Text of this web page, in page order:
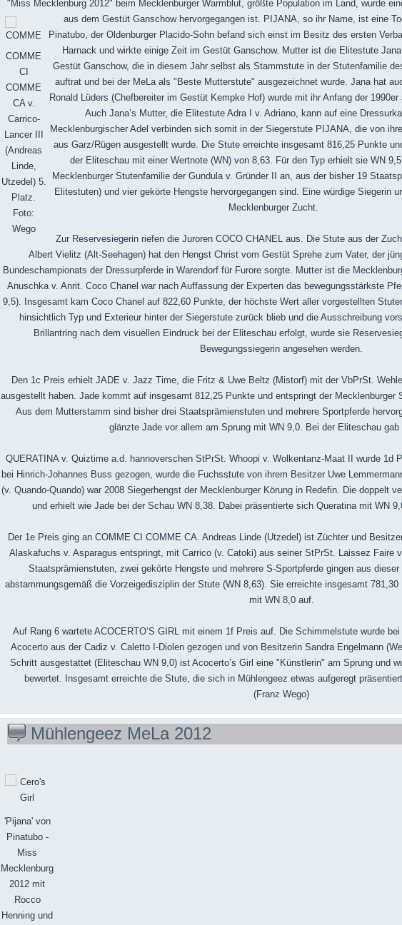
"Miss Mecklenburg 2012" beim Mecklenburger Warmblut, größte Population im Land, wurde
aus dem Gestüt Ganschow hervorgegangen ist. PIJANA, so ihr Name, ist eine
COMME
CI
COMME
CA v.
Carrico-
Lancer III
(Andreas
Linde,
Utzedel) 5.
Platz.
Foto:
Wego
Pinatubo, der Oldenburger Placido-Sohn befand sich einst im Besitz des ersten
Harnack und wirkte einige Zeit im Gestüt Ganschow. Mutter ist die Elitestute
Gestüt Ganschow, die in diesem Jahr selbst als Stammstute in der Stutenfamilie
auftrat und bei der MeLa als "Beste Mutterstute" ausgezeichnet wurde. Jana hat
Ronald Lüders (Chefbereiter im Gestüt Kempke Hof) wurde mit ihr Anfang der
Auch Jana’s Mutter, die Elitestute Adra I v. Adriano, kann auf eine
Mecklenburgischer Adel verbinden sich somit in der Siegerstute PIJANA, die von
aus Garz/Rügen ausgestellt wurde. Die Stute erreichte insgesamt 816,25 Punkte
der Eliteschau mit einer Wertnote (WN) von 8,63. Für den Typ erhielt sie WN
Mecklenburger Stutenfamilie der Gundula v. Gründer II an, aus der bisher 19
Elitestuten) und vier gekörte Hengste hervorgegangen sind. Eine würdige Siegerin
Mecklenburger Zucht.
Zur Reservesiegerin riefen die Juroren COCO CHANEL aus. Die Stute aus der
Albert Vielitz (Alt-Seehagen) hat den Hengst Christ vom Gestüt Sprehe zum Vater, der
Bundeschampionats der Dressurpferde in Warendorf für Furore sorgte. Mutter ist die
Anuschka v. Anrit. Coco Chanel war nach Auffassung der Experten das bewegungsstärkste
9,5). Insgesamt kam Coco Chanel auf 822,60 Punkte, der höchste Wert aller vorgestellten
hinsichtlich Typ und Exterieur hinter der Siegerstute zurück blieb und die Ausschreibung
Brillantring nach dem visuellen Eindruck bei der Eliteschau erfolgt, wurde sie
Bewegungssiegerin angesehen werden.
Den 1c Preis erhielt JADE v. Jazz Time, die Fritz & Uwe Beltz (Mistorf) mit der VbPrSt.
ausgestellt haben. Jade kommt auf insgesamt 812,25 Punkte und entspringt der Mecklenburger
Aus dem Mutterstamm sind bisher drei Staatsprämienstuten und mehrere Sportpferde
glänzte Jade vor allem am Sprung mit WN 9,0. Bei der Eliteschau gab
QUERATINA v. Quiztime a.d. hannoverschen StPrSt. Whoopi v. Wolkentanz-Maat II wurde 1d
bei Hinrich-Johannes Buss gezogen, wurde die Fuchsstute von ihrem Besitzer Uwe
(v. Quando-Quando) war 2008 Siegerhengst der Mecklenburger Körung in Redefin. Die doppelt
und erhielt wie Jade bei der Schau WN 8,38. Dabei präsentierte sich Queratina mit WN
Der 1e Preis ging an COMME CI COMME CA. Andreas Linde (Utzedel) ist Züchter und
Alaskafuchs v. Asparagus entspringt, mit Carrico (v. Catoki) aus seiner StPrSt. Laissez Faire
Staatsprämienstuten, zwei gekörte Hengste und mehrere S-Sportpferde gingen aus
abstammungsgemäß die Vorzeigedisziplin der Stute (WN 8,63). Sie erreichte insgesamt
mit WN 8,0 auf.
Auf Rang 6 wartete ACOCERTO’S GIRL mit einem 1f Preis auf. Die Schimmelstute wurde
Acocerto aus der Cadiz v. Caletto I-Diolen gezogen und von Besitzerin Sandra Engelmann
Schritt ausgestattet (Eliteschau WN 9,0) ist Acocerto’s Girl eine "Künstlerin" am Sprung und
bewertet. Insgesamt erreichte die Stute, die sich in Mühlengeez etwas aufgeregt
(Franz Wego)
Mühlengeez MeLa 2012
'Pijana' von
Pinatubo -
Miss
Mecklenburg
2012 mit
Rocco
Henning und